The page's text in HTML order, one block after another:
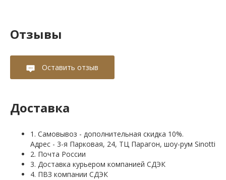
Отзывы
Оставить отзыв
Доставка
1. Самовывоз - дополнительная скидка 10%.
Адрес - 3-я Парковая, 24, ТЦ Парагон, шоу-рум Sinotti
2. Почта России
3. Доставка курьером компанией СДЭК
4. ПВЗ компании СДЭК